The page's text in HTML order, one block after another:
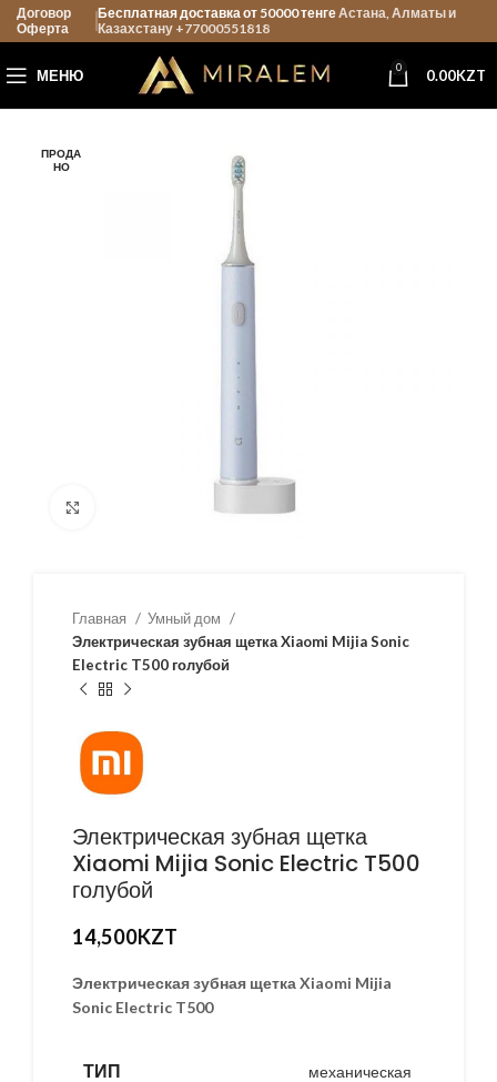
Договор
Оферта
Бесплатная доставка от 50000 тенгеАстана, Алматы и
Казахстану +77000551818
МЕНЮ 0 0.00KZT
ПРОДА
НО
Нажмите, чтобы увеличить
Главная
Умный дом
Электрическая зубная щетка Xiaomi Mijia Sonic
Electric T500 голубой
Электрическая зубная щетка
Xiaomi Mijia Sonic Electric T500
голубой
14,500KZT
Электрическая зубная щетка Xiaomi Mijia
Sonic Electric T500
ТИП механическая